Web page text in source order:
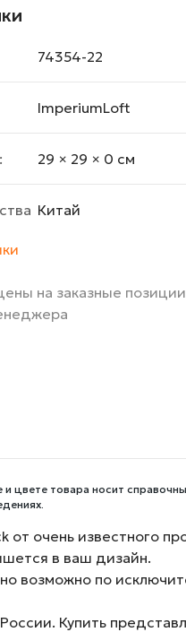
74354-22
ImperiumLoft
29 × 29 × 0 cм
Китай
на заказные позиции
товара носит
очень известного
в ваш дизайн.
возможно по
Купить